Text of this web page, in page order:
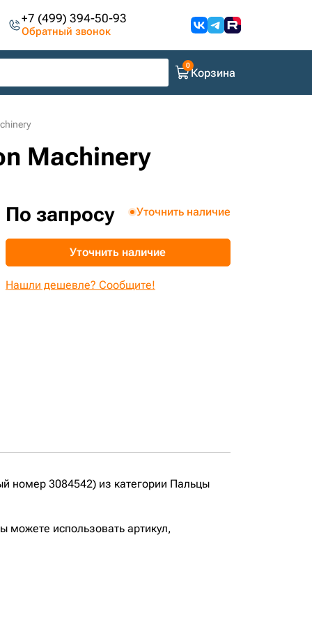
+7 (499) 394-50-93
Обратный звонок
Корзина
Machinery
По запросу Уточнить наличие
Уточнить наличие
Нашли дешевле? Сообщите!
номер 3084542) из категории Пальцы
можете использовать артикул,